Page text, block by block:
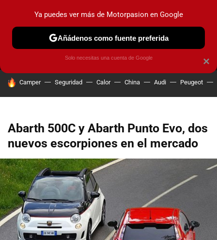
MENÚ NUEVO
COCHES ELÉCTRICOS OBSERVATORIO
HOY SE HABLA DE
Camper Seguridad Calor China Audi Peugeot
Abarth 500C y Abarth Punto Evo, dos
nuevos escorpiones en el mercado
×
Ya puedes ver más de Motorpasion en Google
Añádenos como fuente preferida
Solo necesitas una cuenta de Google